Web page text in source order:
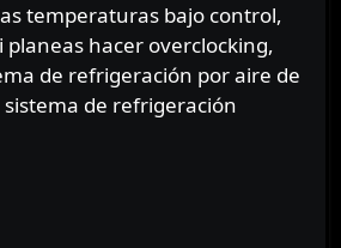
temperaturas bajo control,
planeas hacer overclocking,
de refrigeración por aire de
de refrigeración